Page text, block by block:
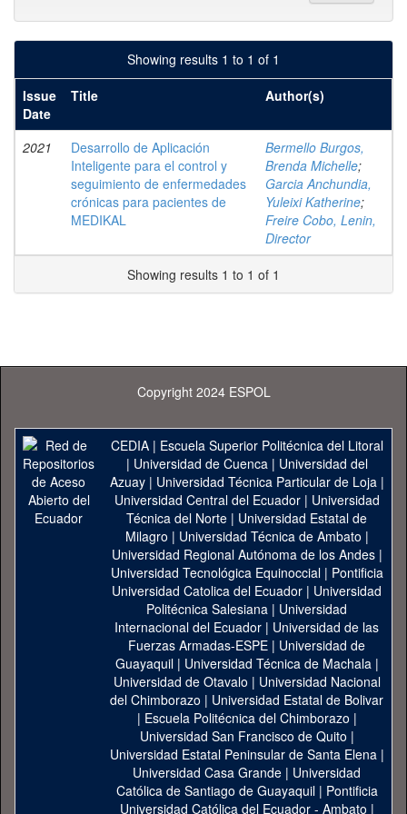
Showing results 1 to 1 of 1
Issue
Date
Title Author(s)
2021
Desarrollo de Aplicación
Inteligente para el control y
seguimiento de enfermedades
crónicas para pacientes de
MEDIKAL
Bermello Burgos,
Brenda Michelle;
Garcia Anchundia,
Yuleixi Katherine;
Freire Cobo, Lenin,
Director
Showing results 1 to 1 of 1
Copyright 2024 ESPOL
CEDIA| Escuela Superior Politécnica del Litoral
| Universidad de Cuenca| Universidad del
Azuay| Universidad Técnica Particular de Loja|
Universidad Central del Ecuador| Universidad
Técnica del Norte | Universidad Estatal de
Milagro | Universidad Técnica de Ambato |
Universidad Regional Autónoma de los Andes|
Universidad Tecnológica Equinoccial| Pontificia
Universidad Catolica del Ecuador | Universidad
Politécnica Salesiana | Universidad
Internacional del Ecuador | Universidad de las
Fuerzas Armadas-ESPE | Universidad de
Guayaquil| Universidad Técnica de Machala|
Universidad de Otavalo | Universidad Nacional
del Chimborazo | Universidad Estatal de Bolivar
| Escuela Politécnica del Chimborazo |
Universidad San Francisco de Quito |
Universidad Estatal Peninsular de Santa Elena|
Universidad Casa Grande | Universidad
Católica de Santiago de Guayaquil| Pontificia
Universidad Católica del Ecuador - Ambato |